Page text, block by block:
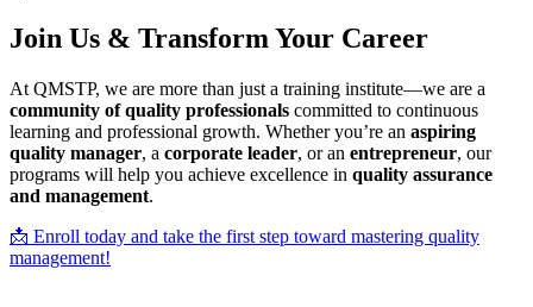
Join Us & Transform Your Career
At QMSTP, we are more than just a training institute—we are a
community of quality professionals committed to continuous
learning and professional growth. Whether you’re an aspiring
quality manager, a corporate leader, or an entrepreneur, our
programs will help you achieve excellence in quality assurance
and management.
📩 Enroll today and take the first step toward mastering quality
management!